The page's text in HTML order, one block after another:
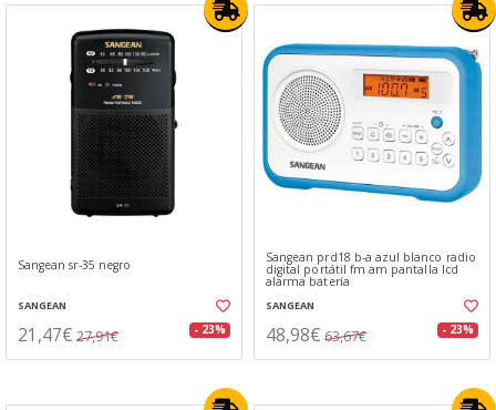
Sangean sr-35 negro
SANGEAN
21,47€ 27,91€ - 23%
Sangean prd18 b-a azul blanco radio
digital portátil fm am pantalla lcd
alarma batería
SANGEAN
48,98€ 63,67€ - 23%